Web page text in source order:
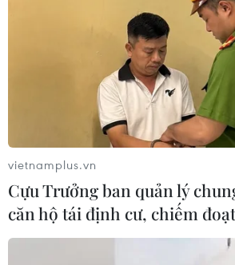
vietnamplus.vn
Cựu Trưởng ban quản lý
căn hộ tái định cư, chiếm